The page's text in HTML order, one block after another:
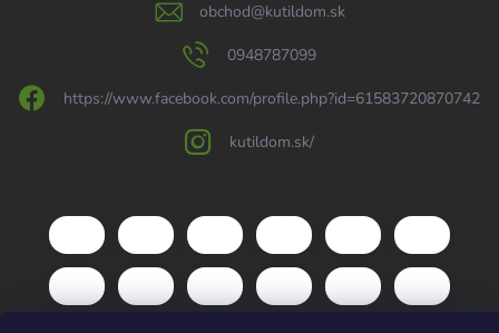
obchod@kutildom.sk
0948787099
https://www.facebook.com/profile.php?id=61583720870742
kutildom.sk/